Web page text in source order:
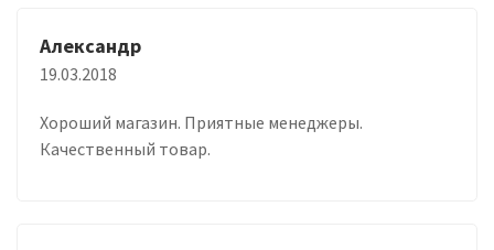
Александр
19.03.2018
Хороший магазин. Приятные менеджеры.
Качественный товар.